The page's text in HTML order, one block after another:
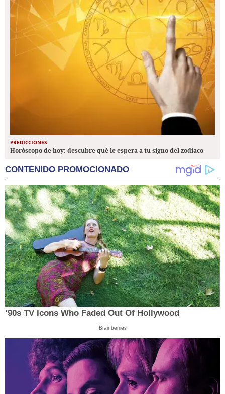
PREDICCIONES
Horóscopo de hoy: descubre qué le espera a tu signo del zodiaco
CONTENIDO PROMOCIONADO
’90s TV Icons Who Faded Out Of Hollywood
Brainberries